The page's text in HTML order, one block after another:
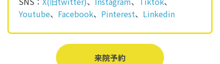
Youtube、 Facebook、 Pinterest、 Linkedin
来院予約